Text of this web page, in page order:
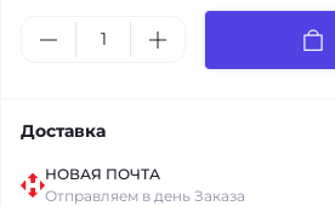
Доставка
НОВАЯ ПОЧТА
Отправляем в день Заказа